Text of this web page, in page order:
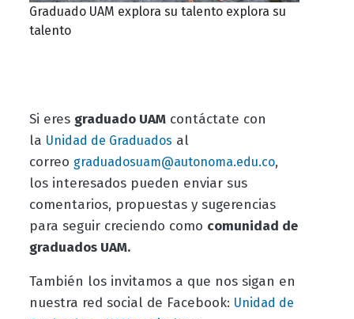
Graduado UAM explora su talento explora su
talento
Si eres graduado UAMcontáctate con
la Unidad de Graduados al
correo graduadosuam@autonoma.edu.co,
los interesados pueden enviar sus
comentarios, propuestas y sugerencias
para seguir creciendo como comunidad de
graduados UAM.
También los invitamos a que nos sigan en
nuestra red social de Facebook: Unidad de